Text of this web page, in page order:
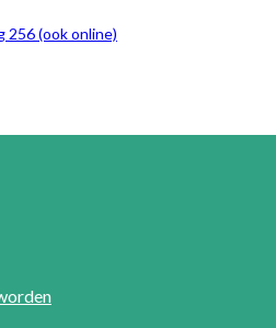
256 (ook online)